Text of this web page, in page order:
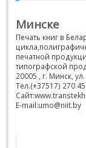
Минске
Печать книг в
печатной
типографской
20005 , г. Минск,
Тел.(+37517) 270
E-mail:umo@niit.by